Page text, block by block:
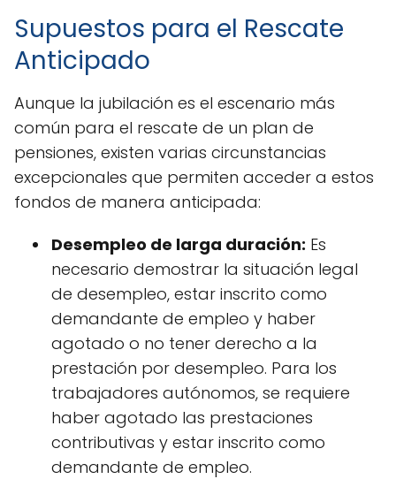
Supuestos para el Rescate
Anticipado
Aunque la jubilación es el escenario más
común para el rescate de un plan de
pensiones, existen varias circunstancias
excepcionales que permiten acceder a estos
fondos de manera anticipada:
Desempleo de larga duración: Es
necesario demostrar la situación legal
de desempleo, estar inscrito como
demandante de empleo y haber
agotado o no tener derecho a la
prestación por desempleo. Para los
trabajadores autónomos, se requiere
haber agotado las prestaciones
contributivas y estar inscrito como
demandante de empleo.